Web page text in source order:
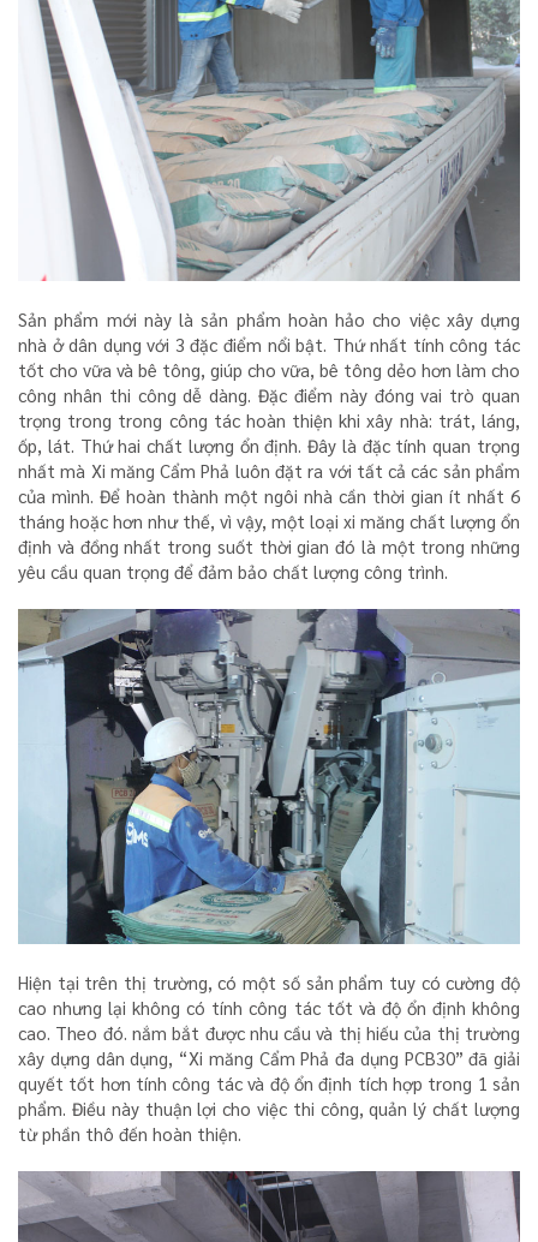
Sản phẩm mới này là sản phẩm hoàn hảo cho việc xây dựng
nhà ở dân dụng với 3 đặc điểm nổi bật. Thứ nhất tính công tác
tốt cho vữa và bê tông, giúp cho vữa, bê tông dẻo hơn làm cho
công nhân thi công dễ dàng. Đặc điểm này đóng vai trò quan
trọng trong trong công tác hoàn thiện khi xây nhà: trát, láng,
ốp, lát. Thứ hai chất lượng ổn định. Đây là đặc tính quan trọng
nhất mà Xi măng Cẩm Phả luôn đặt ra với tất cả các sản phẩm
của mình. Để hoàn thành một ngôi nhà cần thời gian ít nhất 6
tháng hoặc hơn như thế, vì vậy, một loại xi măng chất lượng ổn
định và đồng nhất trong suốt thời gian đó là một trong những
yêu cầu quan trọng để đảm bảo chất lượng công trình.
Hiện tại trên thị trường, có một số sản phẩm tuy có cường độ
cao nhưng lại không có tính công tác tốt và độ ổn định không
cao. Theo đó. nắm bắt được nhu cầu và thị hiếu của thị trường
xây dựng dân dụng, “Xi măng Cẩm Phả đa dụng PCB30” đã giải
quyết tốt hơn tính công tác và độ ổn định tích hợp trong 1 sản
phẩm. Điều này thuận lợi cho việc thi công, quản lý chất lượng
từ phần thô đến hoàn thiện.